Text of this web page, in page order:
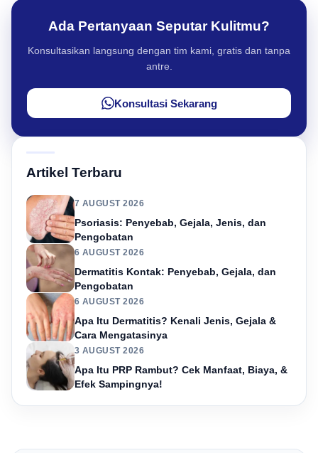
Ada Pertanyaan Seputar Kulitmu?
Konsultasikan langsung dengan tim kami, gratis dan tanpa
antre.
Konsultasi Sekarang
Artikel Terbaru
7 AUGUST 2026
Psoriasis: Penyebab, Gejala, Jenis, dan
Pengobatan
6 AUGUST 2026
Dermatitis Kontak: Penyebab, Gejala, dan
Pengobatan
6 AUGUST 2026
Apa Itu Dermatitis? Kenali Jenis, Gejala &
Cara Mengatasinya
3 AUGUST 2026
Apa Itu PRP Rambut? Cek Manfaat, Biaya, &
Efek Sampingnya!